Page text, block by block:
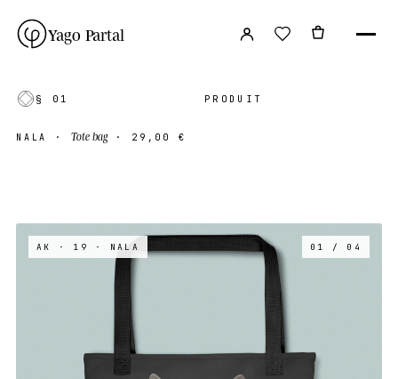
Yago Partal
§ 01 PRODUIT
NALA · Tote bag· 29,00 €
AK · 19 · NALA 01 / 04